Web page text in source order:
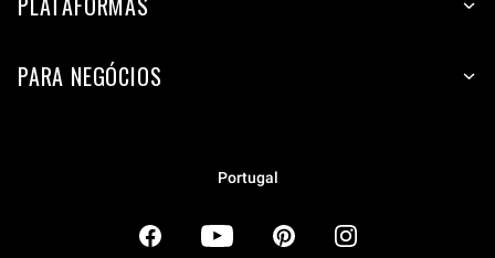
PARA NEGÓCIOS
Portugal